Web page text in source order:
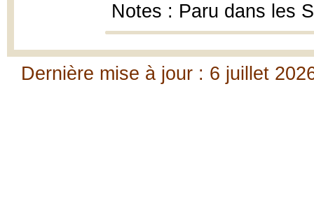
Notes : Paru dans les
Dernière mise à jour : 6 juillet